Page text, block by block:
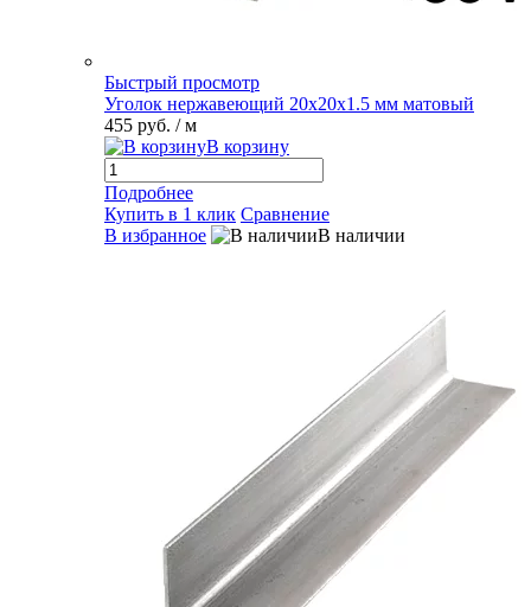
Быстрый просмотр
Уголок нержавеющий 20х20х1.5 мм матовый
455 руб. / м
В корзину
Подробнее
Купить в 1 клик Сравнение
В избранное
В наличии